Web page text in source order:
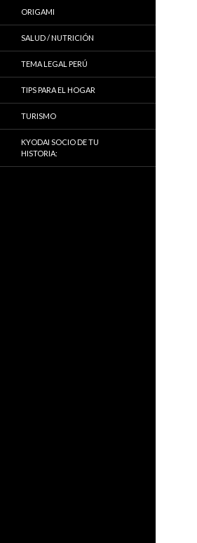
ORIGAMI
SALUD / NUTRICIÓN
TEMA LEGAL PERÚ
TIPS PARA EL HOGAR
TURISMO
KYODAI SOCIO DE TU
HISTORIA: